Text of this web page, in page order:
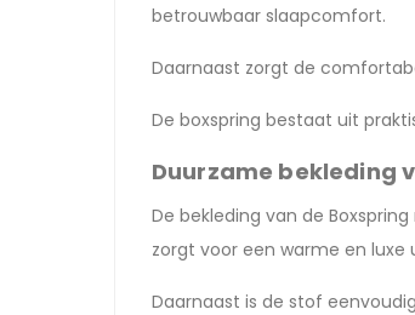
betrouwbaar slaapcomfort.
Daarnaast zorgt de
De boxspring bestaat uit
Duurzame bekleding
De bekleding van de
zorgt voor een warme en luxe
Daarnaast is de stof